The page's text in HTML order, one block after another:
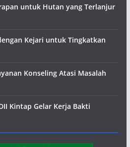
untuk Hutan yang Terlanjur
Kejari untuk Tingkatkan
Konseling Atasi Masalah
Kintap Gelar Kerja Bakti